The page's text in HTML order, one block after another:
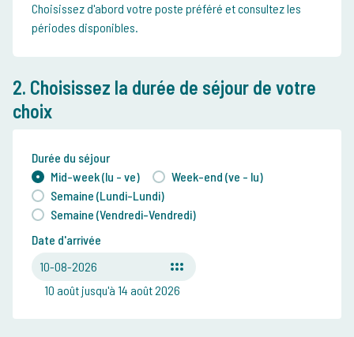
Choisissez d'abord votre poste préféré et consultez les
périodes disponibles.
2. Choisissez la durée de séjour de votre
choix
Durée du séjour
Mid-week (lu - ve)
Week-end (ve - lu)
Semaine (Lundi-Lundi)
Semaine (Vendredi-Vendredi)
Date d'arrivée
10-08-2026
10 août jusqu'à 14 août 2026